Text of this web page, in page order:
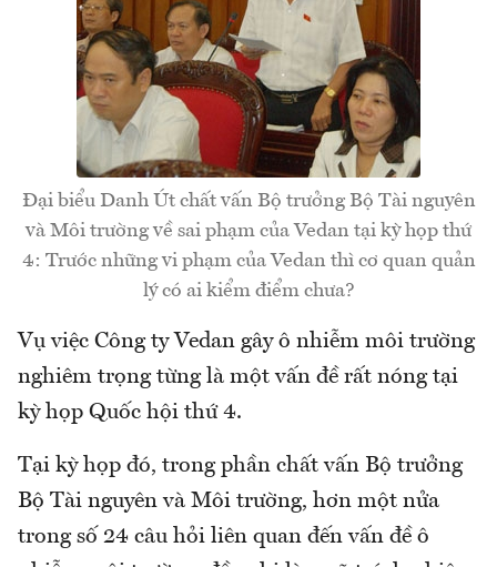
Đại biểu Danh Út chất vấn Bộ trưởng Bộ Tài nguyên
và Môi trường về sai phạm của Vedan tại kỳ họp thứ
4: Trước những vi phạm của Vedan thì cơ quan quản
lý có ai kiểm điểm chưa?
Vụ việc Công ty Vedan gây ô nhiễm môi trường
nghiêm trọng từng là một vấn đề rất nóng tại
kỳ họp Quốc hội thứ 4.
Tại kỳ họp đó, trong phần chất vấn Bộ trưởng
Bộ Tài nguyên và Môi trường, hơn một nửa
trong số 24 câu hỏi liên quan đến vấn đề ô